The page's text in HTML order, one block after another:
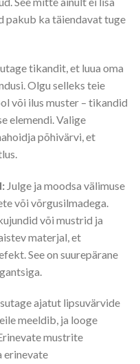
pakub ka täiendavat tuge
tikandit, et luua oma
Olgu selleks teie
või ilus muster – tikandid
elemendi. Valige
põhivärvi, et
Julge ja moodsa välimuse
või võrgusilmadega.
või mustrid ja
materjal, et
See on suurepärane
ajatut lipsuvärvide
meeldib, ja looge
mustrite
erinevate